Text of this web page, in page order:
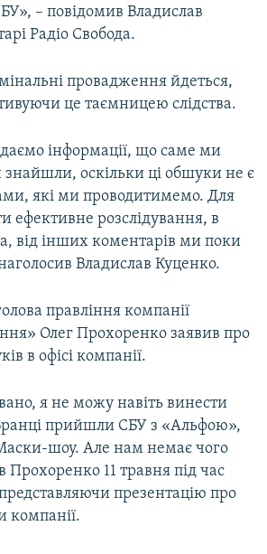
– повідомив Владислав
Радіо Свобода.
провадження йдеться,
це таємницею слідства.
інформації, що саме ми
оскільки ці обшуки не є
які ми проводитимемо. Для
ефективне розслідування, в
від інших коментарів ми поки
Владислав Куценко.
правління компанії
Олег Прохоренко заявив про
в офісі компанії.
я не можу навіть винести
прийшли СБУ з «Альфою»,
шоу. Але нам немає чого
Прохоренко 11 травня під час
презентацію про
компанії.